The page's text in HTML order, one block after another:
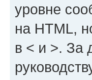
уровне
на HTML,
в < и >. За